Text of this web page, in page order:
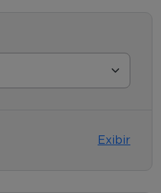
Exibir